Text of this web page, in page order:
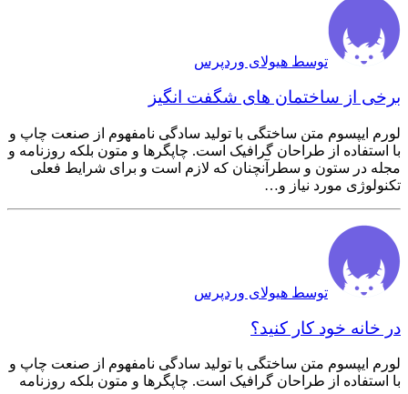
توسط هیولای وردپرس
برخی از ساختمان های شگفت انگیز
لورم ایپسوم متن ساختگی با تولید سادگی نامفهوم از صنعت چاپ و
با استفاده از طراحان گرافیک است. چاپگرها و متون بلکه روزنامه و
مجله در ستون و سطرآنچنان که لازم است و برای شرایط فعلی
تکنولوژی مورد نیاز و…
توسط هیولای وردپرس
در خانه خود کار کنید؟
لورم ایپسوم متن ساختگی با تولید سادگی نامفهوم از صنعت چاپ و
با استفاده از طراحان گرافیک است. چاپگرها و متون بلکه روزنامه